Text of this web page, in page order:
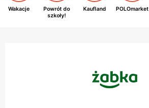
Wakacje
Powrót do
szkoły!
Kaufland POLOmarket